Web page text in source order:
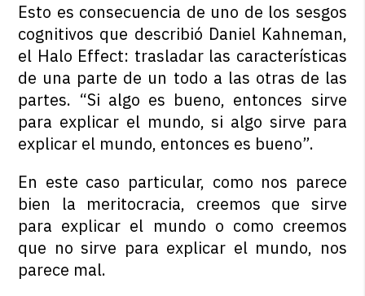
Esto es consecuencia de uno de los sesgos
cognitivos que describió Daniel Kahneman,
el Halo Effect: trasladar las características
de una parte de un todo a las otras de las
partes. “Si algo es bueno, entonces sirve
para explicar el mundo, si algo sirve para
explicar el mundo, entonces es bueno”.
En este caso particular, como nos parece
bien la meritocracia, creemos que sirve
para explicar el mundo o como creemos
que no sirve para explicar el mundo, nos
parece mal.